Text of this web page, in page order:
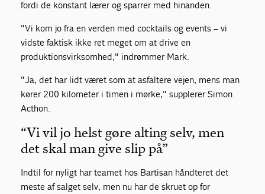
fordi de konstant lærer og sparrer med hinanden.
"Vi kom jo fra en verden med cocktails og events – vi
vidste faktisk ikke ret meget om at drive en
produktionsvirksomhed," indrømmer Mark.
"Ja, det har lidt været som at asfaltere vejen, mens man
kører 200 kilometer i timen i mørke," supplerer Simon
Acthon.
“Vi vil jo helst gøre alting selv, men
det skal man give slip på”
Indtil for nyligt har teamet hos Bartisan håndteret det
meste af salget selv, men nu har de skruet op for